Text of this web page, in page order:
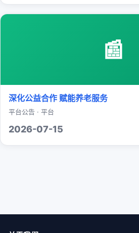
📰
深化公益合作 赋能养老服务
平台公告 · 平台
2026-07-15